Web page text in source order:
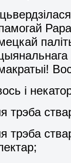
і
трэба
трэба